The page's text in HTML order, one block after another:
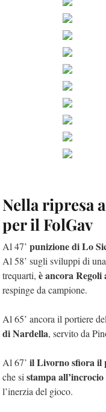
Nella ripresa
per il FolGav
Al 47’ punizione di Lo
Al 58’ sugli sviluppi di
trequarti, è ancora Regoli
respinge da campione.
Al 65’ ancora il portiere
di Nardella, servito da
Al 67’ il Livorno sfiora il
che si stampa
l’inerzia del gioco.